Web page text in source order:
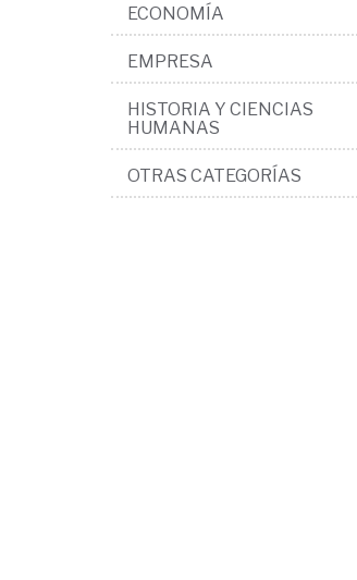
ECONOMÍA
EMPRESA
HISTORIA Y CIENCIAS
HUMANAS
OTRAS CATEGORÍAS